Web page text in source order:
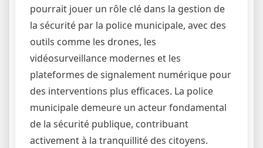
pourrait jouer un rôle clé dans la gestion de
la sécurité par la police municipale, avec des
outils comme les drones, les
vidéosurveillance modernes et les
plateformes de signalement numérique pour
des interventions plus efficaces. La police
municipale demeure un acteur fondamental
de la sécurité publique, contribuant
activement à la tranquillité des citoyens.